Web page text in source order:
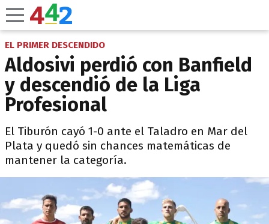
EL PRIMER DESCENDIDO
Aldosivi perdió con Banfield
y descendió de la Liga
Profesional
El Tiburón cayó 1-0 ante el Taladro en Mar del
Plata y quedó sin chances matemáticas de
mantener la categoría.